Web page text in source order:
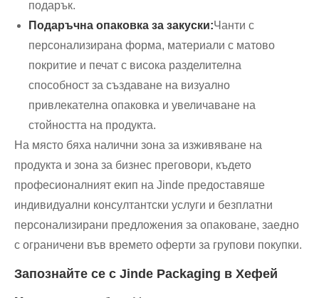
подарък.
Подаръчна опаковка за закуски:Чанти с
персонализирана форма, материали с матово
покритие и печат с висока разделителна
способност за създаване на визуално
привлекателна опаковка и увеличаване на
стойността на продукта.
На място бяха налични зона за изживяване на
продукта и зона за бизнес преговори, където
професионалният екип на Jinde предоставяше
индивидуални консултантски услуги и безплатни
персонализирани предложения за опаковане, заедно
с ограничени във времето оферти за групови покупки.
Запознайте се с Jinde Packaging в Хефей